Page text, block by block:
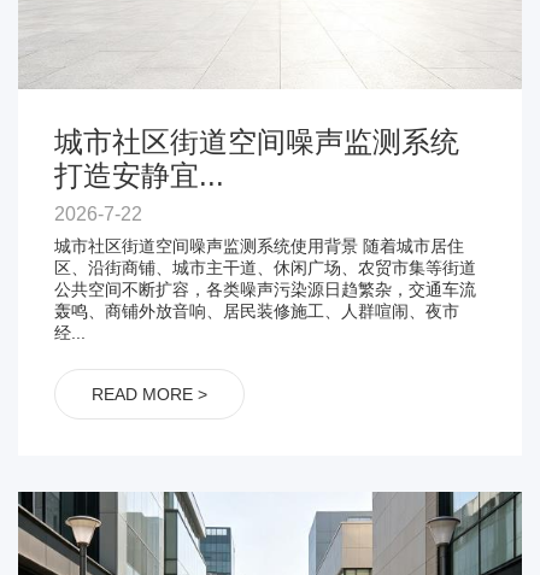
城市社区街道空间噪声监测系统
打造安静宜...
2026-7-22
城市社区街道空间噪声监测系统使用背景 随着城市居住
区、沿街商铺、城市主干道、休闲广场、农贸市集等街道
公共空间不断扩容，各类噪声污染源日趋繁杂，交通车流
轰鸣、商铺外放音响、居民装修施工、人群喧闹、夜市
经...
READ MORE >